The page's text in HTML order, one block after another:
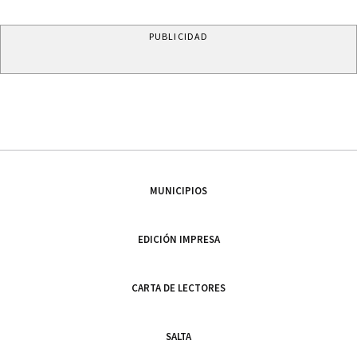
PUBLICIDAD
MUNICIPIOS
EDICIÓN IMPRESA
CARTA DE LECTORES
SALTA